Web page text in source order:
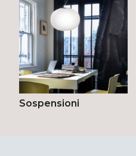
Sospensioni